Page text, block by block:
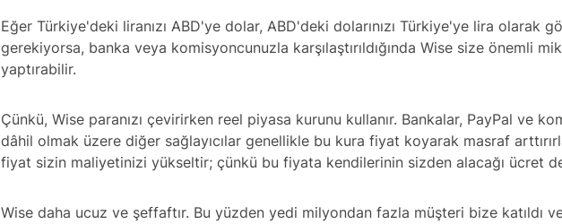
Eğer Türkiye'deki liranızı ABD'ye dolar, ABD'deki dolarınızı Türkiye'ye lira olarak
gerekiyorsa, banka veya komisyoncunuzla karşılaştırıldığında Wise size önemli
yaptırabilir.
Çünkü, Wise paranızı çevirirken reel piyasa kurunu kullanır. Bankalar, PayPal ve
dâhil olmak üzere diğer sağlayıcılar genellikle bu kura fiyat koyarak masraf
fiyat sizin maliyetinizi yükseltir; çünkü bu fiyata kendilerinin sizden alacağı ücret
Wise daha ucuz ve şeffaftır. Bu yüzden yedi milyondan fazla müşteri bize katıldı